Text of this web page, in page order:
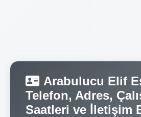
Arabulucu Elif
Telefon, Adres,
Saatleri ve İletişim